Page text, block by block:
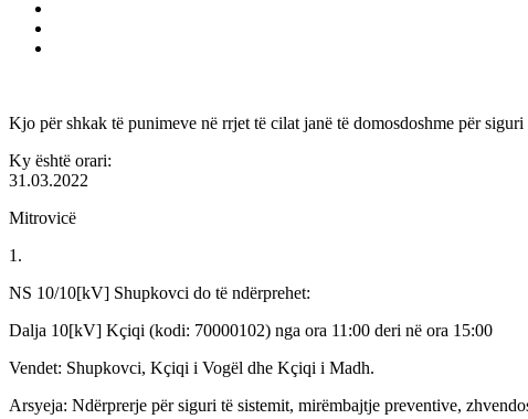
Kjo për shkak të punimeve në rrjet të cilat janë të domosdoshme për siguri
Ky është orari:
31.03.2022
Mitrovicë
1.
NS 10/10[kV] Shupkovci do të ndërprehet:
Dalja 10[kV] Kçiqi (kodi: 70000102) nga ora 11:00 deri në ora 15:00
Vendet: Shupkovci, Kçiqi i Vogël dhe Kçiqi i Madh.
Arsyeja: Ndërprerje për siguri të sistemit, mirëmbajtje preventive,